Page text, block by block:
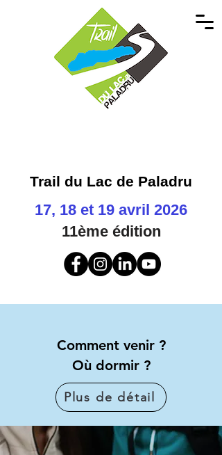
17, 18 et 19 avril 2026
11èmeédition
Trail du Lac de Paladru
Comment venir ?
Où dormir ?
Plus de détail